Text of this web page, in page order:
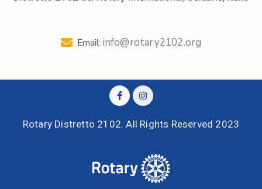
Email: info@rotary2102.org
Rotary Distretto 2102. All Rights Reserved 2023